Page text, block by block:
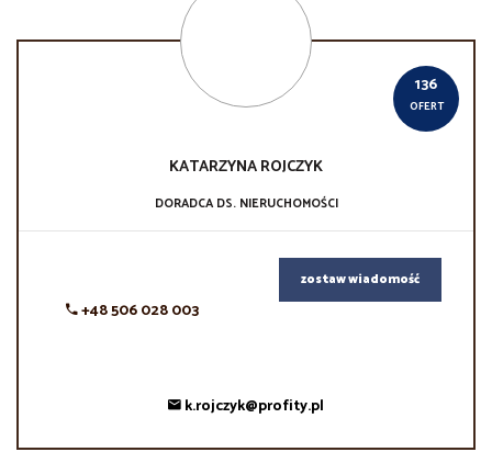
136
OFERT
KATARZYNAROJCZYK
DORADCA DS. NIERUCHOMOŚCI
+48 506 028 003
zostaw wiadomość
k.rojczyk@profity.pl